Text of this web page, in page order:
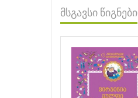
მსგავსი წიგნები